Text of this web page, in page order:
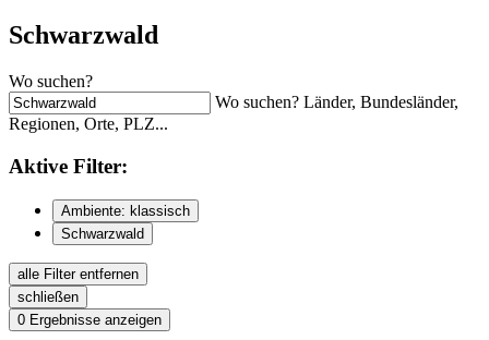
Schwarzwald
Wo suchen?
Wo suchen? Länder, Bundesländer,
Regionen, Orte, PLZ...
Aktive Filter:
Ambiente: klassisch
Schwarzwald
alle Filter entfernen
schließen
0 Ergebnisse anzeigen